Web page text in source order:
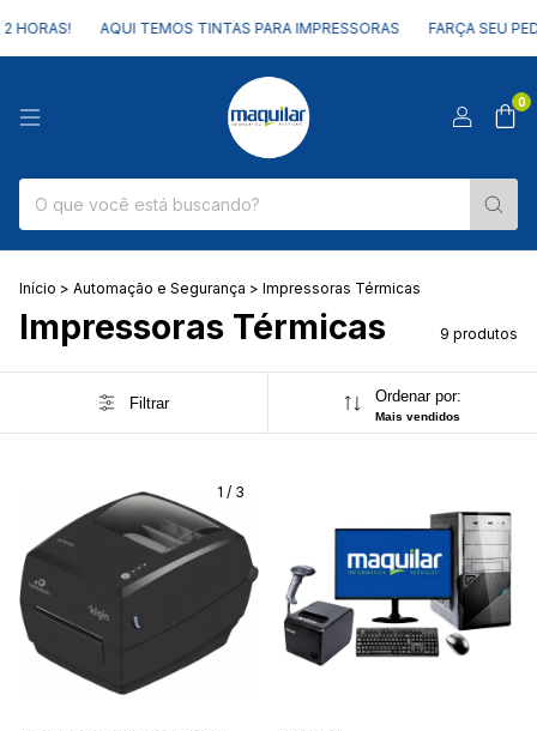
AQUI TEMOS TINTAS PARA IMPRESSORAS FARÇA SEU PEDIDO
0
Início > Automação e Segurança > Impressoras Térmicas
Impressoras Térmicas 9 produtos
Filtrar Ordenar por:
Mais vendidos
1 / 3